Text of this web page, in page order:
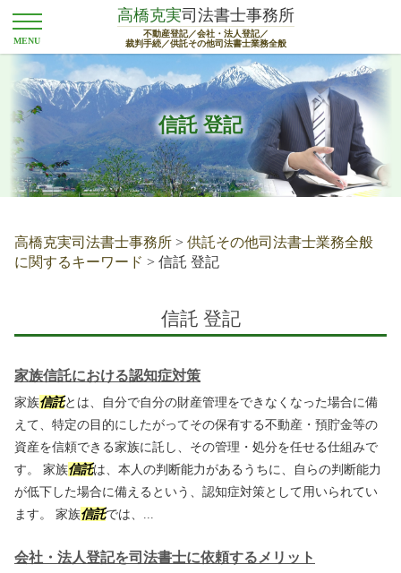
信託 登記
高橋克実司法書士事務所
不動産登記／会社・法人登記／
裁判手続／供託その他司法書士業務全般
高橋克実司法書士事務所 > 供託その他司法書士業務全般
に関するキーワード > 信託 登記
信託 登記
家族信託における認知症対策
家族信託とは、自分で自分の財産管理をできなくなった場合に備
えて、特定の目的にしたがってその保有する不動産・預貯金等の
資産を信頼できる家族に託し、その管理・処分を任せる仕組みで
す。 家族信託は、本人の判断能力があるうちに、自らの判断能力
が低下した場合に備えるという、認知症対策として用いられてい
ます。 家族信託では、...
会社・法人登記を司法書士に依頼するメリット